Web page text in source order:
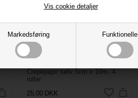
Markedsføring Funktionelle
Vis cookie detaljer
Crepepapir sølv 5cm x 10m, 4
ruller
25,00 DKK